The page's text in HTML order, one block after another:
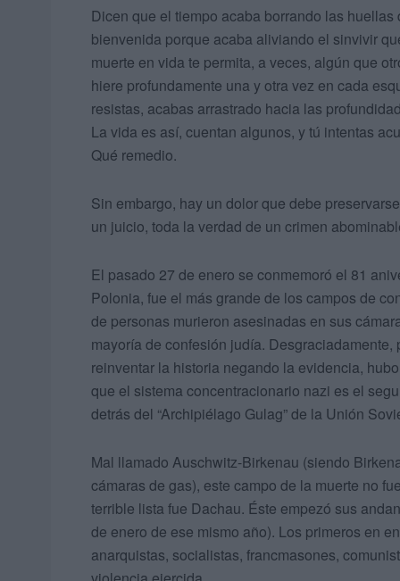
Dicen que el tiempo acaba borrando las
bienvenida porque acaba aliviando el sinvivir
muerte en vida te permita, a veces, algún que
hiere profundamente una y otra vez en cada
resistas, acabas arrastrado hacia las
La vida es así, cuentan algunos, y tú intentas
Qué remedio.
Sin embargo, hay un dolor que debe
un juicio, toda la verdad de un crimen
El pasado 27 de enero se conmemoró el 81
Polonia, fue el más grande de los campos de
de personas murieron asesinadas en sus
mayoría de confesión judía.
reinventar la historia negando la evidencia,
que el sistema concentracionario nazi es el
detrás del “Archipiélago Gulag” de la Unión
Mal llamado Auschwitz-Birkenau (siendo
cámaras de gas), este campo de la muerte no
terrible lista fue Dachau. Éste empezó sus
de enero de ese mismo año). Los primeros en
anarquistas, socialistas, francmasones,